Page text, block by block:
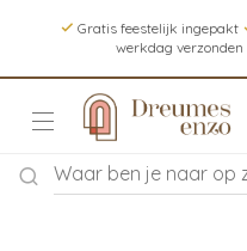
Gratis feestelijk ingepakt
werkdag verzonden